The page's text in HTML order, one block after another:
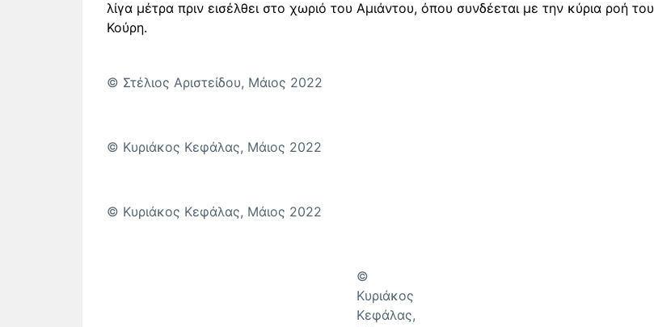
λίγα μέτρα πριν εισέλθει στο χωριό του Αμιάντου, όπου συνδέεται με την κύρια ροή του
Κούρη.
© Στέλιος Αριστείδου, Μάιος 2022
© Κυριάκος Κεφάλας, Μάιος 2022
© Κυριάκος Κεφάλας, Μάιος 2022
©
Κυριάκος
Κεφάλας,